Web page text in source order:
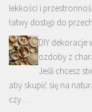
lekkości i
łatwy dostęp do
DIY dekoracje
ozdoby z
Jeśli chcesz
aby skupić się na
czy …